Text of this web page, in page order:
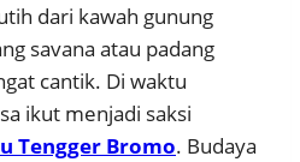
dari kawah gunung
savana atau padang
cantik. Di waktu
ikut menjadi saksi
Tengger Bromo. Budaya